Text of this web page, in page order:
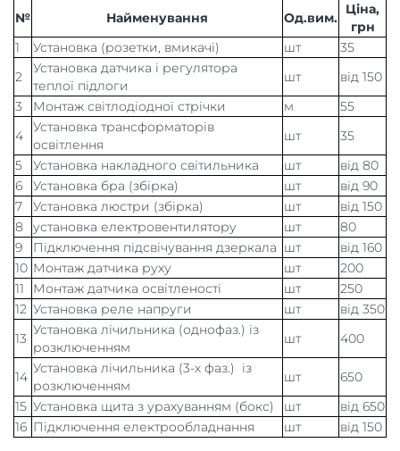
№ Найменування Од.вим.
Ціна,
грн
1
Установка (розетки, вмикачі) шт
35
2
Установка датчика і регулятора
теплої підлоги
шт
від 150
3
Монтаж світлодіодної стрічки м
55
4
Установка трансформаторів
освітлення
шт
35
5
Установка накладного світильника шт
від 80
6
Установка бра (збірка) шт
від 90
7
Установка люстри (збірка) шт
від 150
8
установка електровентилятору шт
80
9
Підключення підсвічування дзеркала шт
від 160
10 Монтаж датчика руху шт
200
11
Монтаж датчика освітленості шт
250
12 Установка реле напруги шт
від 350
13
Установка лічильника (однофаз.) із
розключенням
шт 400
14
Установка лічильника (3-х фаз.) із
розключенням
шт
650
15 Установка щита з урахуванням (бокс) шт
від 650
16 Підключення електрообладнання шт від 150